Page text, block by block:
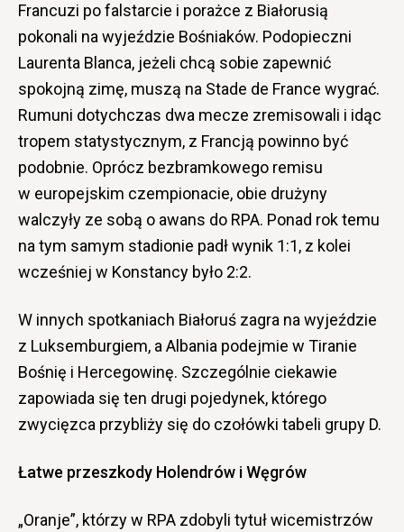
Francuzi po falstarcie i porażce z Białorusią
pokonali na wyjeździe Bośniaków. Podopieczni
Laurenta Blanca, jeżeli chcą sobie zapewnić
spokojną zimę, muszą na Stade de France wygrać.
Rumuni dotychczas dwa mecze zremisowali i idąc
tropem statystycznym, z Francją powinno być
podobnie. Oprócz bezbramkowego remisu
w europejskim czempionacie, obie drużyny
walczyły ze sobą o awans do RPA. Ponad rok temu
na tym samym stadionie padł wynik 1:1, z kolei
wcześniej w Konstancy było 2:2.
W innych spotkaniach Białoruś zagra na wyjeździe
z Luksemburgiem, a Albania podejmie w Tiranie
Bośnię i Hercegowinę. Szczególnie ciekawie
zapowiada się ten drugi pojedynek, którego
zwycięzca przybliży się do czołówki tabeli grupy D.
Łatwe przeszkody Holendrów i Węgrów
„Oranje”, którzy w RPA zdobyli tytuł wicemistrzów